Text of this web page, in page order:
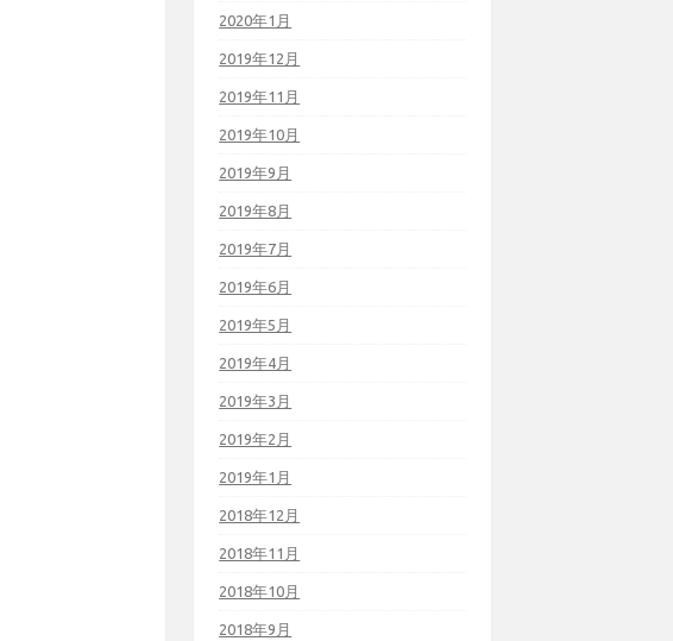
2020年1月
2019年12月
2019年11月
2019年10月
2019年9月
2019年8月
2019年7月
2019年6月
2019年5月
2019年4月
2019年3月
2019年2月
2019年1月
2018年12月
2018年11月
2018年10月
2018年9月